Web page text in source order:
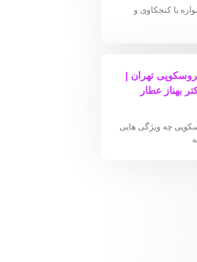
با کنجکاوی و
تهران |
بهناز عطار
چه ویژگی هایی